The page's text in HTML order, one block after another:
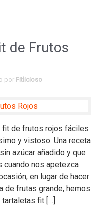
de Frutos
por Fitlicioso
fit de frutos rojos fáciles
y vistoso. Una receta
azúcar añadido y que
cuando nos apetezca
en lugar de hacer
de frutas grande, hemos
fit […]